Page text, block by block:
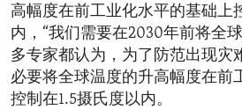
高幅度在前工业化水平的基础上
内，“我们需要在2030年前将全
多专家都认为，为了防范出现灾
必要将全球温度的升高幅度在前
控制在1.5摄氏度以内。